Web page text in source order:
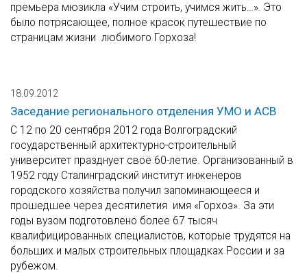
премьера мюзикла «Учим строить, учимся жить…». Это
было потрясающее, полное красок путешествие по
страницам жизни любимого Горхоза!
18.09.2012
Заседание регионального отделения УМО и АСВ
С 12 по 20 сентября 2012 года Волгоградский
государственный архитектурно-строительный
университет празднует своё 60-летие. Организованный в
1952 году Сталинградский институт инженеров
городского хозяйства получил запоминающееся и
прошедшее через десятилетия имя «Горхоз». За эти
годы вузом подготовлено более 67 тысяч
квалифицированных специалистов, которые трудятся на
больших и малых строительных площадках России и за
рубежом.